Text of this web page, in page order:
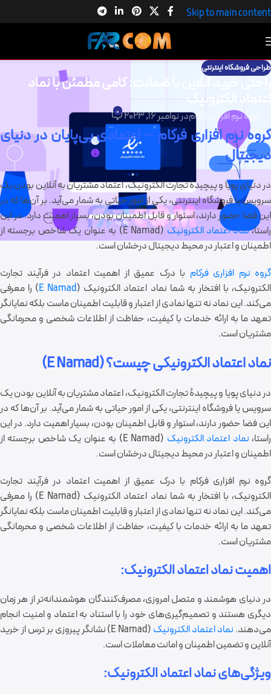
Skip to main content
طراحی فروشگاه اینترنتی
راحتی خرید آنلاین با ضمانت: گامی مطمئن با نماد
اعتماد الکترونیک
گروه نرم افزاری فرکامدر نوامبر 16, 2023 0
گروه نرم افزاری فرکام – اعتمادی بی‌پایان در دنیای
دیجیتال
در دنیای پویا و پیچیدهٔ تجارت الکترونیک، اعتماد مشتریان به آنلاین بودن یک
سرویس یا فروشگاه اینترنتی، یکی از امور حیاتی به شمار می‌آید. بر آن‌ها که در
این فضا حضور دارند، استوار و قابل اطمینان بودن، بسیار اهمیت دارد. در این
راستا،نماد اعتماد الکترونیک
(E Namad) به عنوان یک شاخص برجسته از
اطمینان و اعتبار در محیط دیجیتال درخشان است.
گروه نرم افزاری فرکام با درک عمیق از اهمیت اعتماد در فرآیند تجارت
الکترونیک، با افتخار به شما نماد اعتماد الکترونیک (E Namad) را معرفی
می‌کند. این نماد نه تنها نمادی از اعتبار و قابلیت اطمینان ماست بلکه نمایانگر
تعهد ما به ارائه خدمات با کیفیت، حفاظت از اطلاعات شخصی و محرمانگی
مشتریان است.
نماد اعتماد الکترونيکی چيست؟ (E Namad)
در دنیای پویا و پیچیدهٔ تجارت الکترونیک، اعتماد مشتریان به آنلاین بودن یک
سرویس یا فروشگاه اینترنتی، یکی از امور حیاتی به شمار می‌آید. بر آن‌ها که در
این فضا حضور دارند، استوار و قابل اطمینان بودن، بسیار اهمیت دارد. در این
راستا، نماد اعتماد الکترونیک
(E Namad) به عنوان یک شاخص برجسته از
اطمینان و اعتبار در محیط دیجیتال درخشان است.
گروه نرم افزاری فرکام با درک عمیق از اهمیت اعتماد در فرآیند تجارت
الکترونیک، با افتخار به شما نماد اعتماد الکترونیک (E Namad) را معرفی
می‌کند. این نماد نه تنها نمادی از اعتبار و قابلیت اطمینان ماست بلکه نمایانگر
تعهد ما به ارائه خدمات با کیفیت، حفاظت از اطلاعات شخصی و محرمانگی
مشتریان است.
اهمیت نماد اعتماد الکترونیک:
در دنیای هوشمند و متصل امروزی، مصرف‌کنندگان هوشمندانه‌تر از هر زمان
دیگری هستند و تصمیم‌گیری‌های خود را با استناد به اعتماد و امنیت انجام
می‌دهند. نماد اعتماد الکترونیک
(E Namad) نشانگر پیروزی بر ترس از خرید
آنلاین و تضمین اطمینان و امانت معاملات است.
ویژگی‌های نماد اعتماد الکترونیک: